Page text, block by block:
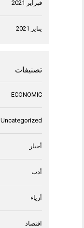
فبراير 2021
يناير 2021
تصنيفات
ECONOMIC
Uncategorized
أخبار
أدب
أزياء
اقتصاد